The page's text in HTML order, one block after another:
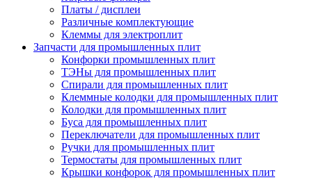
Платы / дисплеи
Различные комплектующие
Клеммы для электроплит
Запчасти для промышленных плит
Конфорки промышленных плит
ТЭНы для промышленных плит
Спирали для промышленных плит
Клеммные колодки для промышленных плит
Колодки для промышленных плит
Буса для промышленных плит
Переключатели для промышленных плит
Ручки для промышленных плит
Термостаты для промышленных плит
Крышки конфорок для промышленных плит